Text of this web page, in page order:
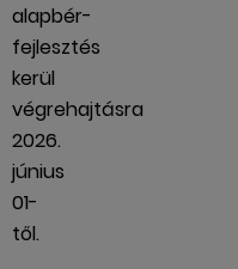
alapbér-
fejlesztés
kerül
végrehajtásra
2026.
június
01-
től.